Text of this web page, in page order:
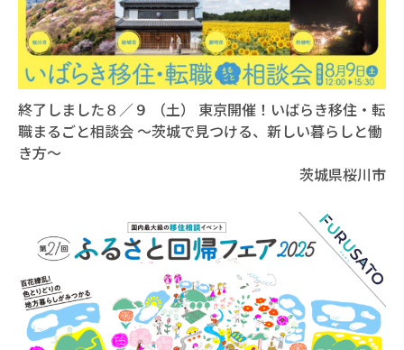
終了しました８／９ （土） 東京開催！いばらき移住・転
職まるごと相談会 ～茨城で見つける、新しい暮らしと働
き方～
茨城県桜川市